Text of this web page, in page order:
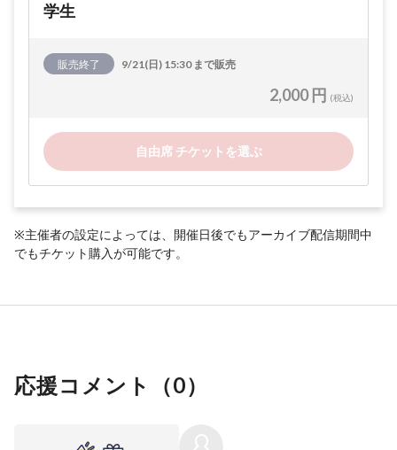
学生
販売終了 9/21(日) 15:30 まで販売
2,000 円 (税込)
自由席 チケットを選ぶ
※主催者の設定によっては、開催日後でもアーカイブ配信期間中
でもチケット購入が可能です。
応援コメント（0）